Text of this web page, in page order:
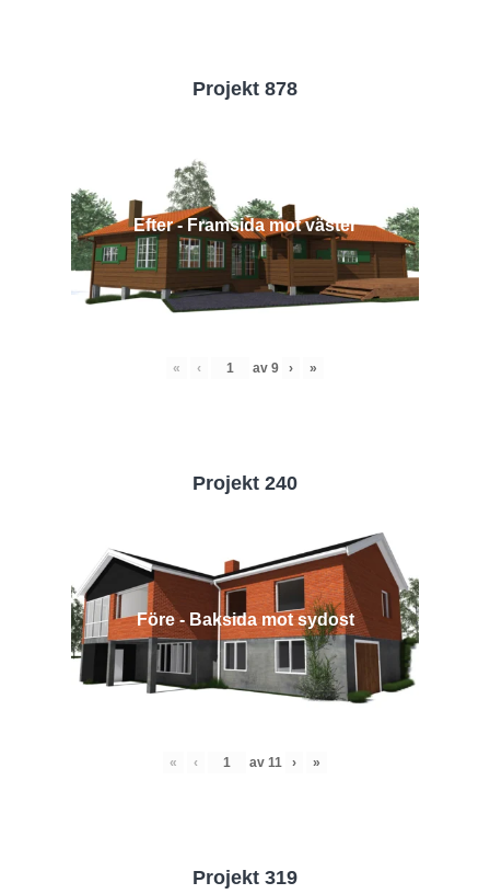
Projekt 878
Efter - Framsida mot väster
« ‹ av 9 › »
Projekt 240
Före - Baksida mot sydost
« ‹ av 11 › »
Projekt 319